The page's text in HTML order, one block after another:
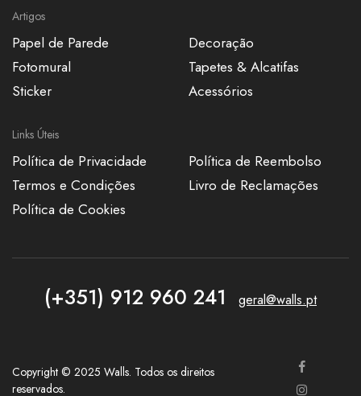
Artigos
Papel de Parede
Fotomural
Sticker
Decoração
Tapetes & Alcatifas
Acessórios
Links Úteis
Política de Privacidade
Termos e Condições
Política de Cookies
Política de Reembolso
Livro de Reclamações
(+351) 912 960 241 geral@walls.pt
Copyright © 2025 Walls. Todos os direitos
reservados.